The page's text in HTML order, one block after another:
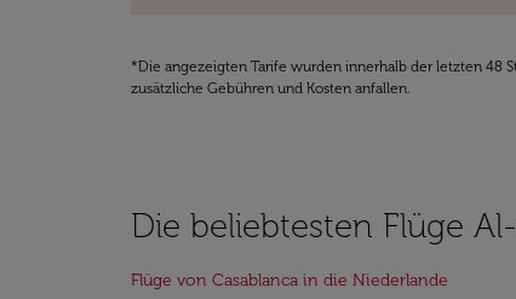
*Die angezeigten Tarife wurden innerhalb der letzten 48
zusätzliche Gebühren und Kosten anfallen.
Die beliebtesten Flüge
Flüge von Casablanca in die Niederlande